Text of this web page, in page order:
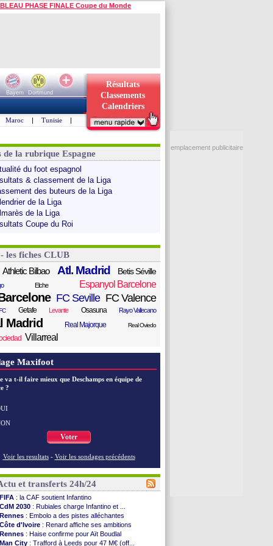
PHASE FINALE Coupe du Monde
Bayern
Dortmund
Résultats
Classements
Calendriers
Maroc | Tunisie |
de la rubrique Espagne
du foot espagnol
& classement de la Liga
des buteurs de la Liga
de la Liga
de la Liga
Coupe du Roi
les fiches CLUB
Athletic Bilbao Atl. Madrid Betis Séville
Elche Espanyol Barcelone
FC Seville FC Valence
Getafe Levante Osasuna Rayo Vallecano
Madrid Real Majorque Real Oviedo
Villarreal
Maxifoot
va t-il faire mieux que Deschamps en équipe de
?
Voter
Voir les resultats - Voir les sondages précédents
et transferts 24h/24
FIFA : la CAF soutient Infantino
CdM 2030 : Rubiales charge Infantino et ...
Rennes : Embolo a des pistes alléchantes
Côte d'Ivoire : Renard affiche ses ambitions
Rennes : Haise confirme pour Aït Boudlal
Man City : Trafford à Leeds pour 47 M€ (off...
emplacement publicitaire